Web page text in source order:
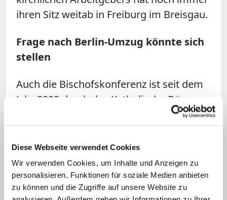
Diese Webseite verwendet Cookies
Wir verwenden Cookies, um Inhalte und Anzeigen zu
personalisieren, Funktionen für soziale Medien anbieten
zu können und die Zugriffe auf unsere Website zu
ihren Sitz weitab in Freiburg im Breisgau.
Frage nach Berlin-Umzug könnte sich
stellen
Auch die Bischofskonferenz ist seit dem
Jahr 2000 durch das Katholische Büro
(offiziell: Kommissariat der deutschen
beobachtet und katholische Interessen
vertritt. Dabei ist der Leiter des Büros,
Karl Jüsten, bei den Mitarbeitern des
politischen Betriebs auch als Seelsorger